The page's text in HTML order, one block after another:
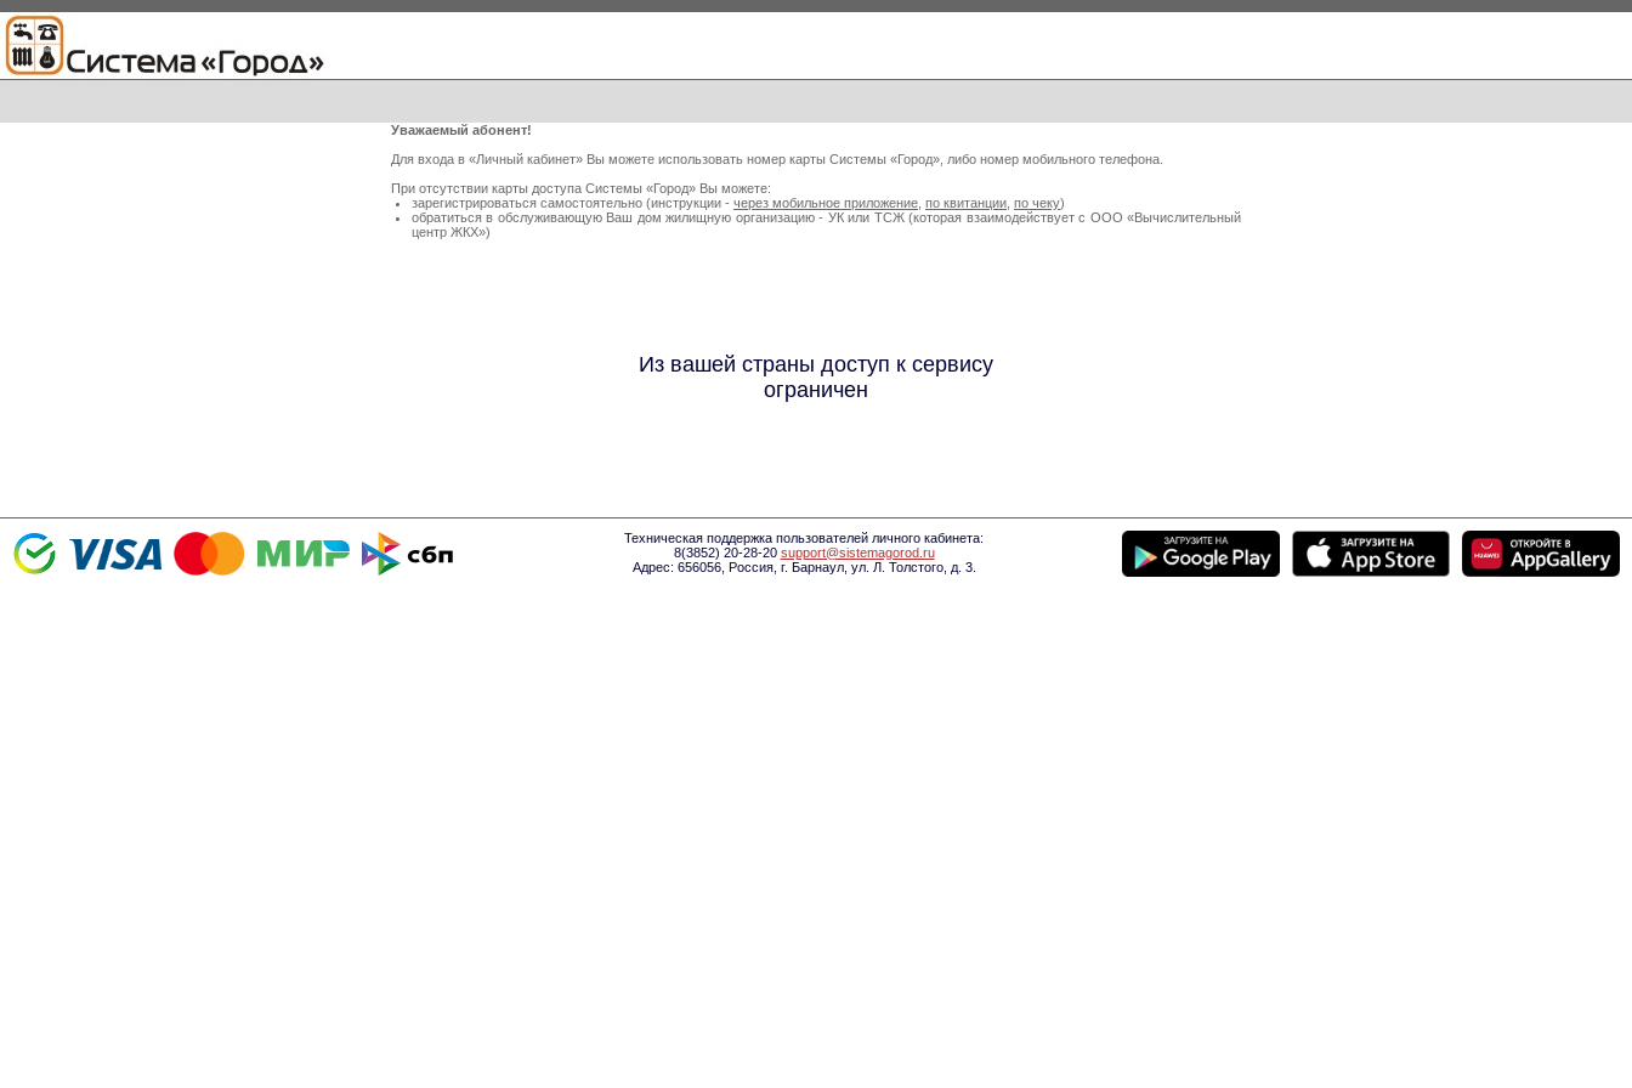
Уважаемый абонент!
Для входа в «Личный кабинет» Вы можете использовать номер карты Системы «Город», либо номер мобильного телефона.
При отсутствии карты доступа Системы «Город» Вы можете:
зарегистрироваться самостоятельно (инструкции - через мобильное приложение по квитанции по чеку)
обратиться в обслуживающую Ваш дом жилищную организацию - УК или ТСЖ (которая взаимодействует с ООО «Вычислительный
центр ЖКХ»)
Из вашей страны доступ к сервису
ограничен
Техническая поддержка пользователей личного кабинета:
8(3852) 20-28-20 support@sistemagorod.ru
Адрес: 656056, Россия, г. Барнаул, ул. Л. Толстого, д. 3.